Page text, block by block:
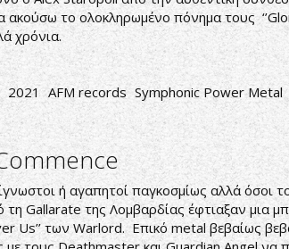
ακούσω το ολοκληρωμένο πόνημα τους
χρόνια.
2021 AFM records Symphonic Power Metal
ή αγαπητοί παγκοσμίως αλλά όσοι
τη Gallarate της Λομβαρδίας έφτιαξαν
Us’’ των Warlord. Επικό metal βεβαίως